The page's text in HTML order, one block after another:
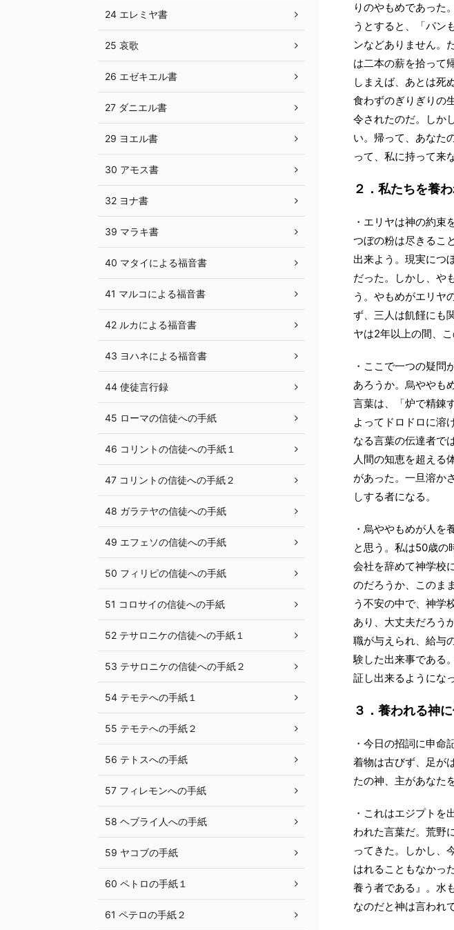
りのやもめであった
うとすると、「パン
ンなどありません。
は二本の薪を拾って
しまえば、あとは死
食わずのぎりぎりの
令されたのだ。しか
い。帰って、あなた
って、私に持って来
２．私たちを養
・エリヤは神の約束
つぼの粉は尽きるこ
出来よう。現実につ
だった。しかし、や
う。やもめがエリヤ
ず、三人は飢饉にも
ヤは2年以上の間、
・ここで一つの疑問
あろうか。烏ややも
言葉は、「炉で精錬
よってドロドロに溶
なる言葉の伝達者で
人間の知恵を超える
があった。一旦溶か
しする者になる。
・烏ややもめが人を
と思う。私は50歳の
会社を辞めて神学校
のだろうか、このま
う不安の中で、神学
あり、大丈夫だろう
職が与えられ、給与
験した出来事である
証し出来るようになっ
３．養われる神
・今日の招詞に申
着物は古びず、足が
たの神、主があなた
・これはエジプト
われた言葉だ。荒野
ってきた。しかし、
はれることもなかっ
養う者である』。水
なのだと神は言われ
24 エレミヤ書
25 哀歌
26 エゼキエル書
27 ダニエル書
29 ヨエル書
30 アモス書
32 ヨナ書
39 マラキ書
40 マタイによる福音書
41 マルコによる福音書
42 ルカによる福音書
43 ヨハネによる福音書
44 使徒言行録
45 ローマの信徒への手紙
46 コリントの信徒への手紙１
47 コリントの信徒への手紙２
48 ガラテヤの信徒への手紙
49 エフェソの信徒への手紙
50 フィリピの信徒への手紙
51 コロサイの信徒への手紙
52 テサロニケの信徒への手紙１
53 テサロニケの信徒への手紙２
54 テモテへの手紙１
55 テモテへの手紙２
56 テトスへの手紙
57 フィレモンへの手紙
58 ヘブライ人への手紙
59 ヤコブの手紙
60 ペトロの手紙１
61 ペテロの手紙２